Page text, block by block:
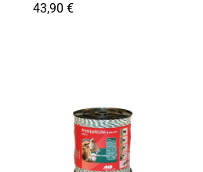
43,90 €
43,90 €